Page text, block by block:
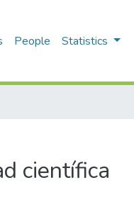
People Statistics
científica